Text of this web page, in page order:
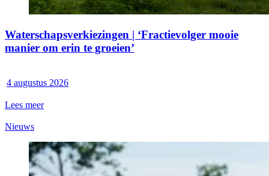
Waterschapsverkiezingen | ‘Fractievolger mooie
manier om erin te groeien’
4 augustus 2026
Lees meer
Nieuws